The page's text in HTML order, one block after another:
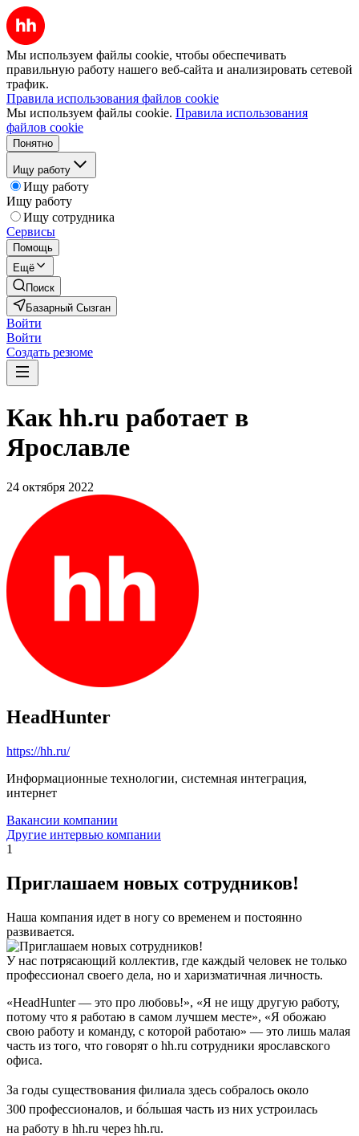
Мы используем файлы cookie, чтобы обеспечивать
правильную работу нашего веб-сайта и анализировать сетевой
трафик.
Правила использования файлов cookie
Мы используем файлы cookie. Правила использования
файлов cookie
Понятно
Ищу работу
Ищу работу
Ищу работу
Ищу сотрудника
Сервисы
Помощь
Ещё
Поиск
Базарный Сызган
Войти
Войти
Создать резюме
Как hh.ru работает в
Ярославле
24 октября 2022
HeadHunter
https://hh.ru/
Информационные технологии, системная интеграция,
интернет
Вакансии компании
Другие интервью компании
1
Приглашаем новых сотрудников!
Наша компания идет в ногу со временем и постоянно
развивается.
У нас потрясающий коллектив, где каждый человек не только
профессионал своего дела, но и харизматичная личность.
«HeadHunter — это про любовь!», «Я не ищу другую работу,
потому что я работаю в самом лучшем месте», «Я обожаю
свою работу и команду, с которой работаю» — это лишь малая
часть из того, что говорят о hh.ru сотрудники ярославского
офиса.
За годы существования филиала здесь собралось около
300 профессионалов, и бо́льшая часть из них устроилась
на работу в hh.ru через hh.ru.